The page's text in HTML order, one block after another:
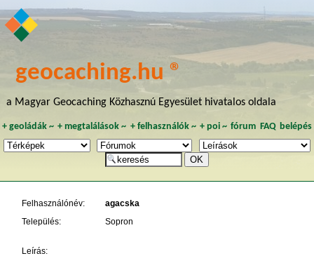
geocaching.hu ®
a Magyar Geocaching Közhasznú Egyesület hivatalos oldala
+ geoládák~ +megtalálások ~ + felhasználók~ + poi~ fórum FAQ belépés
Felhasználónév:
agacska
Település:
Sopron
Leírás: